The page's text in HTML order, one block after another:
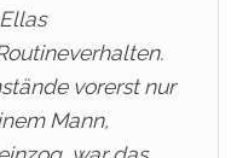
vorerst nur
Mann,